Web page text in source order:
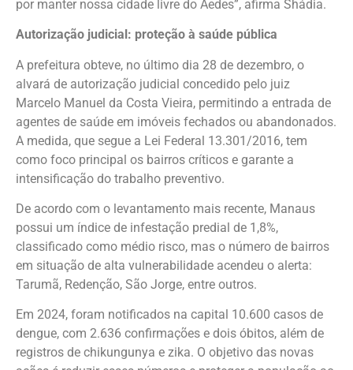
por manter nossa cidade livre do Aedes”, afirma Shádia.
Autorização judicial: proteção à saúde pública
A prefeitura obteve, no último dia 28 de dezembro, o
alvará de autorização judicial concedido pelo juiz
Marcelo Manuel da Costa Vieira, permitindo a entrada de
agentes de saúde em imóveis fechados ou abandonados.
A medida, que segue a Lei Federal 13.301/2016, tem
como foco principal os bairros críticos e garante a
intensificação do trabalho preventivo.
De acordo com o levantamento mais recente, Manaus
possui um índice de infestação predial de 1,8%,
classificado como médio risco, mas o número de bairros
em situação de alta vulnerabilidade acendeu o alerta:
Tarumã, Redenção, São Jorge, entre outros.
Em 2024, foram notificados na capital 10.600 casos de
dengue, com 2.636 confirmações e dois óbitos, além de
registros de chikungunya e zika. O objetivo das novas